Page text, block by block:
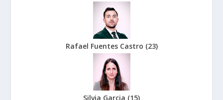
Rafael Fuentes Castro (23)
Silvia Garcia (15)